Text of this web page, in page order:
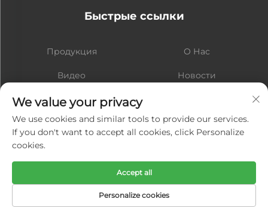
Быстрые ссылки
Продукция О Нас
Видео Новости
Контакт
Все права защищены - Политика конфиденциальности
We value your privacy
We use cookies and similar tools to provide our services.
If you don't want to accept all cookies, click Personalize
cookies.
Personalize cookies
Accept all